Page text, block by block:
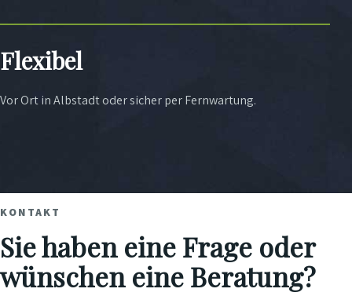
Flexibel
Vor Ort in Albstadt oder sicher per Fernwartung.
KONTAKT
Sie haben eine Frage oder
wünschen eine Beratung?